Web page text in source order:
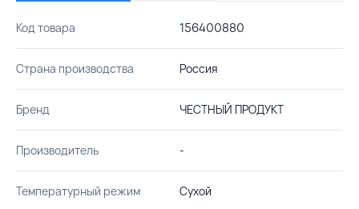
Код товара 156400880
Страна производства Россия
Бренд ЧЕСТНЫЙ ПРОДУКТ
Производитель -
Температурный режим Сухой